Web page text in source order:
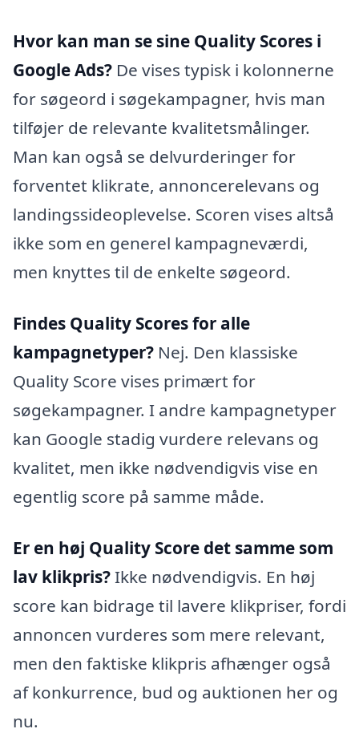
Hvor kan man se sine Quality Scores i
Google Ads? De vises typisk i kolonnerne
for søgeord i søgekampagner, hvis man
tilføjer de relevante kvalitetsmålinger.
Man kan også se delvurderinger for
forventet klikrate, annonce­relevans og
landingssideoplevelse. Scoren vises altså
ikke som en generel kampagneværdi,
men knyttes til de enkelte søgeord.
Findes Quality Scores for alle
kampagnetyper? Nej. Den klassiske
Quality Score vises primært for
søgekampagner. I andre kampagnetyper
kan Google stadig vurdere relevans og
kvalitet, men ikke nødvendigvis vise en
egentlig score på samme måde.
Er en høj Quality Score det samme som
lav klikpris?Ikke nødvendigvis. En høj
score kan bidrage til lavere klikpriser, fordi
annoncen vurderes som mere relevant,
men den faktiske klikpris afhænger også
af konkurrence, bud og auktionen her og
nu.